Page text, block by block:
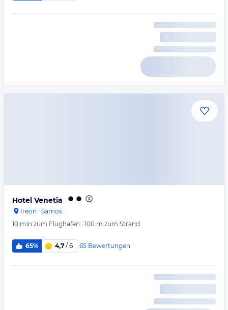
Hotel Venetia
Ireon · Samos
10 min zum Flughafen · 100 m zum Strand
65% 4,7 / 6 65 Bewertungen